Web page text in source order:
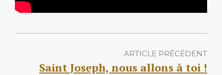
ARTICLE PRÉCÉDENT
Saint Joseph, nous allons à toi !